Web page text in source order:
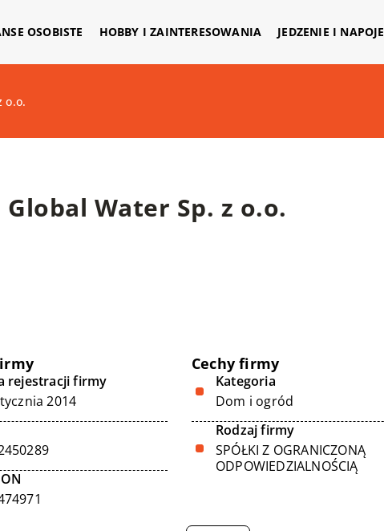
OSOBISTE HOBBY I ZAINTERESOWANIA JEDZENIE I NAPOJE
o.o.
Global Water Sp. z o.o.
rejestracji firmy
2014
Cechy firmy
Kategoria
Dom i ogród
Rodzaj firmy
SPÓŁKI Z OGRANICZONĄ
ODPOWIEDZIALNOŚCIĄ